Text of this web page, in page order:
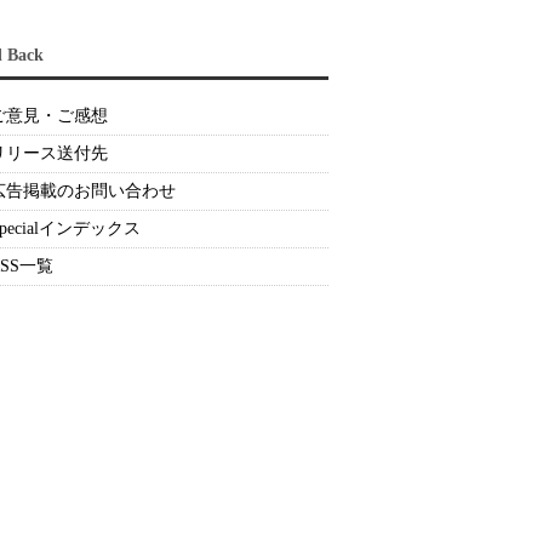
Back
意見・ご感想
リース送付先
告掲載のお問い合わせ
インデックス
一覧